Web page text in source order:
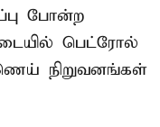
போன்ற
பெட்ரோல்
நிறுவனங்கள்